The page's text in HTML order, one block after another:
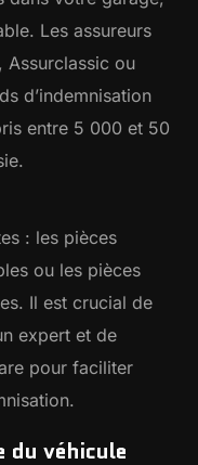
Les assureurs
Assurclassic ou
d’indemnisation
entre 5 000 et 50
: les pièces
ou les pièces
Il est crucial de
expert et de
pour faciliter
du véhicule